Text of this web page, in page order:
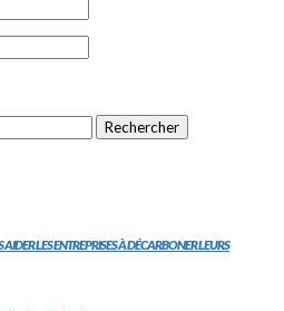
LES ENTREPRISES À DÉCARBONER LEURS